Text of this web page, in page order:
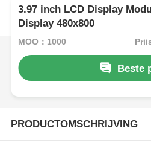
3.97 inch LCD Display
Display 480x800
MOQ：1000
Beste
PRODUCTOMSCHRIJVING